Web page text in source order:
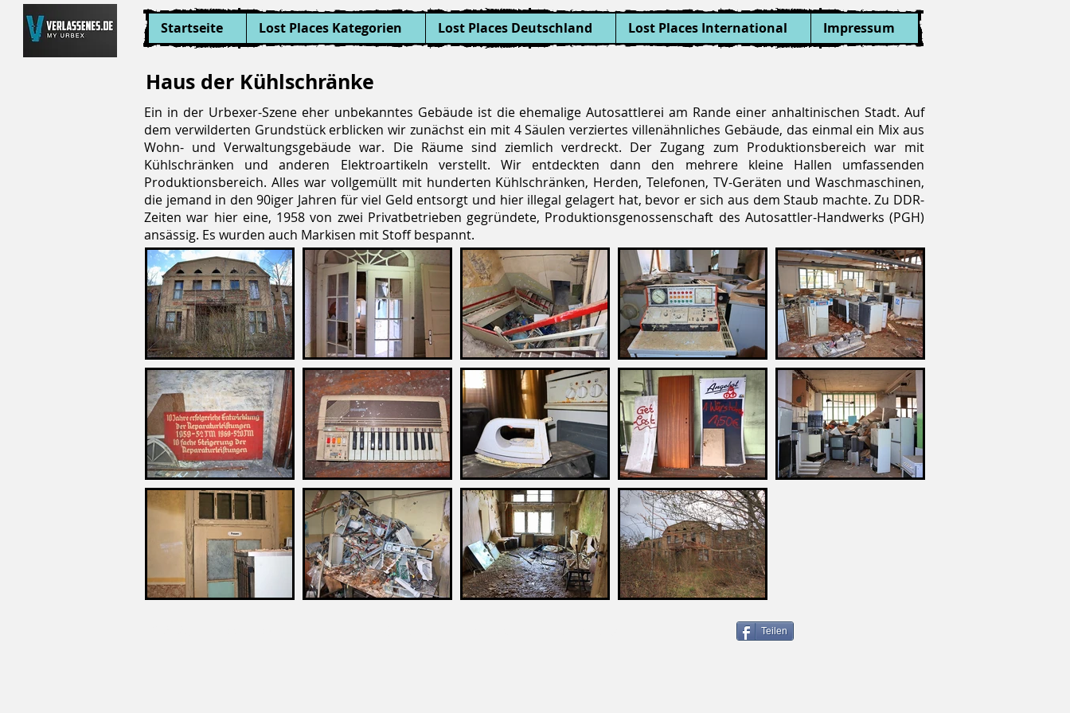
Startseite Lost Places Kategorien Lost Places Deutschland Lost Places International Impressum
Haus der Kühlschränke
Ein in der Urbexer-Szene eher unbekanntes Gebäude ist die ehemalige Autosattlerei am Rande einer anhaltinischen Stadt. Auf
dem verwilderten Grundstück erblicken wir zunächst ein mit 4 Säulen verziertes villenähnliches Gebäude, das einmal ein Mix aus
Wohn- und Verwaltungsgebäude war. Die Räume sind ziemlich verdreckt. Der Zugang zum Produktionsbereich war mit
Kühlschränken und anderen Elektroartikeln verstellt. Wir entdeckten dann den mehrere kleine Hallen umfassenden
Produktionsbereich. Alles war vollgemüllt mit hunderten Kühlschränken, Herden, Telefonen, TV-Geräten und Waschmaschinen,
die jemand in den 90iger Jahren für viel Geld entsorgt und hier illegal gelagert hat, bevor er sich aus dem Staub machte. Zu DDR-
Zeiten war hier eine, 1958 von zwei Privatbetrieben gegründete, Produktionsgenossenschaft des Autosattler-Handwerks (PGH)
ansässig. Es wurden auch Markisen mit Stoff bespannt.
Teilen